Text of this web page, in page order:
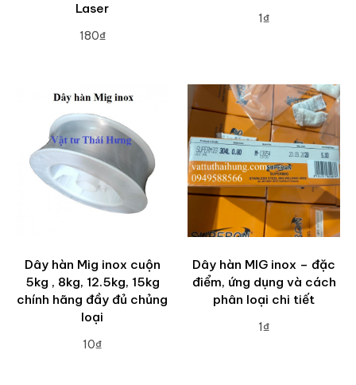
Laser
180₫
1₫
Dây hàn Mig inox cuộn
5kg , 8kg, 12.5kg, 15kg
chính hãng đầy đủ chủng
loại
10₫
Dây hàn MIG inox – đặc
điểm, ứng dụng và cách
phân loại chi tiết
1₫